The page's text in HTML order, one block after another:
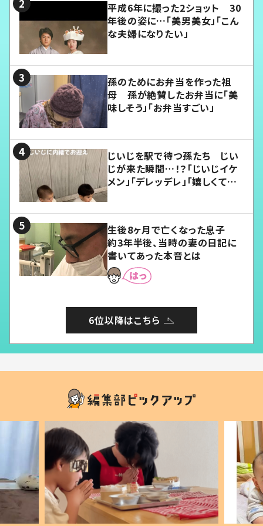
平成6年に撮った2ショット 30
年後の姿に…「美男美女」「こん
な夫婦になりたい」
孫のためにお弁当を作った祖
母 孫が絶賛したお弁当に「美
味しそう」「お弁当すごい」
じいじを駅で待つ孫たち じい
じが来た瞬間…！？「じいじイケ
メン」「デレッデレ」「嬉しくて可
生後8ヶ月で亡くなった息子
約3年半後、当時の妻の日記に
書いてあった本音とは
6位以降はこちら